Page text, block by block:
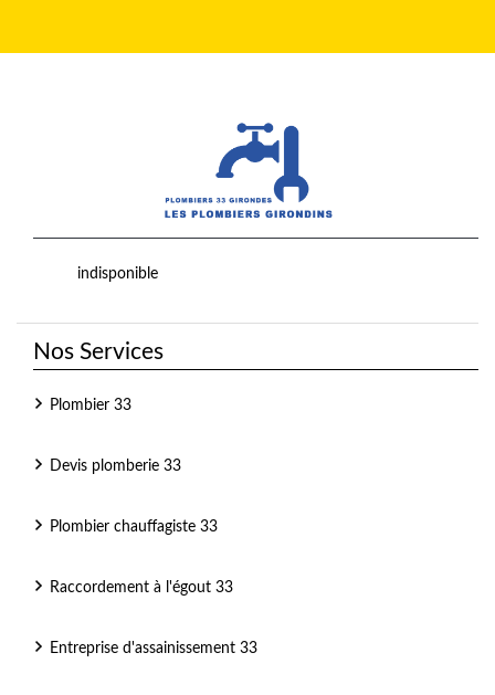
indisponible
Nos Services
Plombier 33
Devis plomberie 33
Plombier chauffagiste 33
Raccordement à l'égout 33
Entreprise d'assainissement 33